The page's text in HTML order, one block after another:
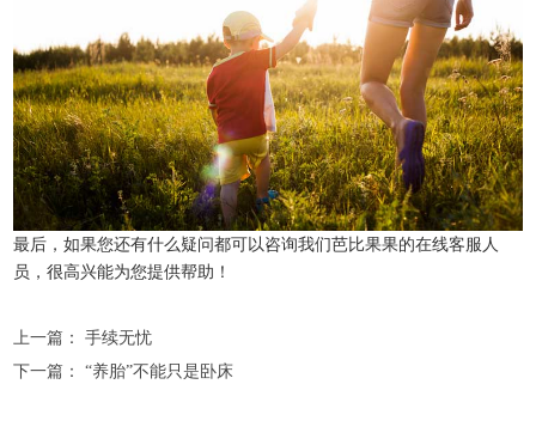
最后，如果您还有什么疑问都可以咨询我们芭比果果的在线客服人
员，很高兴能为您提供帮助！
上一篇：
手续无忧
下一篇：
“养胎”不能只是卧床